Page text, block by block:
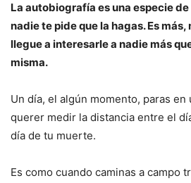
La autobiografía es una especie
nadie te pide que la hagas. Es
llegue a interesarle a nadie más
misma.
Un día, el algún momento, paras
querer medir la distancia entre el
día de tu muerte.
Es como cuando caminas a campo